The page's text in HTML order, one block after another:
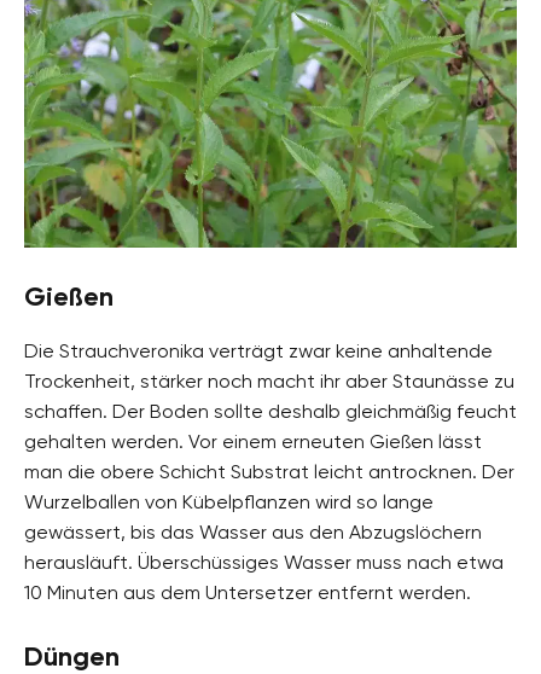
Gießen
Die Strauchveronika verträgt zwar keine anhaltende
Trockenheit, stärker noch macht ihr aber Staunässe zu
schaffen. Der Boden sollte deshalb gleichmäßig feucht
gehalten werden. Vor einem erneuten Gießen lässt
man die obere Schicht Substrat leicht antrocknen. Der
Wurzelballen von Kübelpflanzen wird so lange
gewässert, bis das Wasser aus den Abzugslöchern
herausläuft. Überschüssiges Wasser muss nach etwa
10 Minuten aus dem Untersetzer entfernt werden.
Düngen